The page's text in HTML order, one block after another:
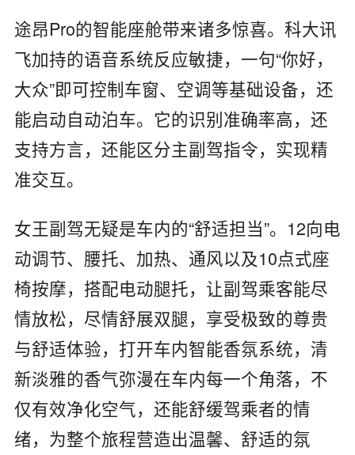
途昂Pro的智能座舱带来诸多惊喜。科大讯
飞加持的语音系统反应敏捷，一句“你好，
大众”即可控制车窗、空调等基础设备，还
能启动自动泊车。它的识别准确率高，还
支持方言，还能区分主副驾指令，实现精
准交互。
女王副驾无疑是车内的“舒适担当”。12向电
动调节、腰托、加热、通风以及10点式座
椅按摩，搭配电动腿托，让副驾乘客能尽
情放松，尽情舒展双腿，享受极致的尊贵
与舒适体验，打开车内智能香氛系统，清
新淡雅的香气弥漫在车内每一个角落，不
仅有效净化空气，还能舒缓驾乘者的情
绪，为整个旅程营造出温馨、舒适的氛